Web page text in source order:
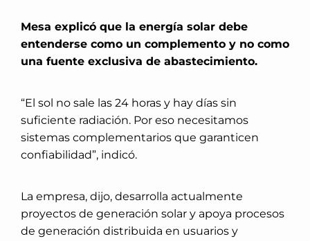
Mesa explicó que la energía solar debe
entenderse como un complemento y no como
una fuente exclusiva de abastecimiento.
“El sol no sale las 24 horas y hay días sin
suficiente radiación. Por eso necesitamos
sistemas complementarios que garanticen
confiabilidad”, indicó.
La empresa, dijo, desarrolla actualmente
proyectos de generación solar y apoya procesos
de generación distribuida en usuarios y